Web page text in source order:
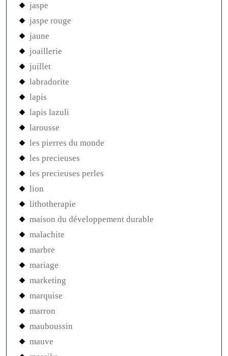
jaspe
jaspe rouge
jaune
joaillerie
juillet
labradorite
lapis
lapis lazuli
larousse
les pierres du monde
les precieuses
les precieuses perles
lion
lithotherapie
maison du développement durable
malachite
marbre
mariage
marketing
marquise
marron
mauboussin
mauve